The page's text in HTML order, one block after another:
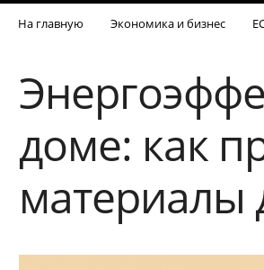
На главную Экономика и бизнес
доме: как
материалы